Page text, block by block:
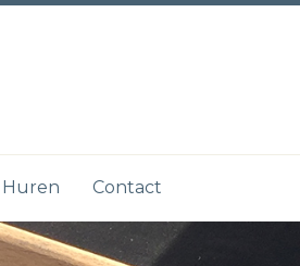
Huren Contact